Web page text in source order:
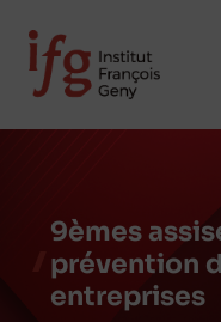
contenu
9èmes
prévention
entreprises